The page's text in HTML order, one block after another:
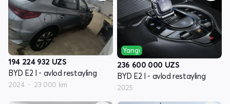
194 224 932 UZS
BYD E2 I - avlod restayling
2024 23 000 km
Yangi
236 600 000 UZS
BYD E2 I - avlod restayling
2025